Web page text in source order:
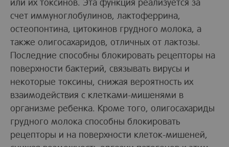
счет иммуноглобулинов, лактоферрина,
остеопонтина, цитокинов грудного молока, а
также олигосахаридов, отличных от лактозы.
Последние способны блокировать рецепторы на
поверхности бактерий, связывать вирусы и
некоторые токсины, снижая вероятность их
взаимодействия с клетками-мишенями в
организме ребенка. Кроме того, олигосахариды
грудного молока способны блокировать
рецепторы и на поверхности клеток-мишеней,